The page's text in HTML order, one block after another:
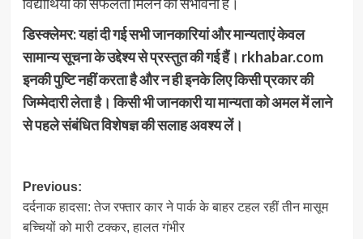
डिस्क्लेमर: यहां दी गई सभी जानकारियां और मान्यताएं केवल
सामान्य सूचना के उद्देश्य से प्रस्तुत की गई हैं। rkhabar.com
इनकी पुष्टि नहीं करता है और न ही इनके लिए किसी प्रकार की
जिम्मेदारी लेता है। किसी भी जानकारी या मान्यता को अमल में लाने
से पहले संबंधित विशेषज्ञ की सलाह अवश्य लें।
Post
navigation
Previous:
दर्दनाक हादसा: तेज रफ्तार कार ने पार्क के बाहर टहल रहीं तीन मासूम
बच्चियों को मारी टक्कर, हालत गंभीर